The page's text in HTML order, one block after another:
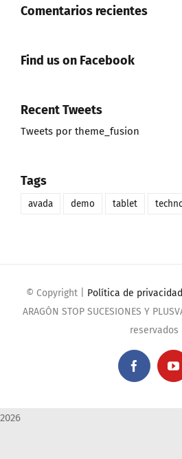
Comentarios recientes
Find us on Facebook
Recent Tweets
Tweets por theme_fusion
Tags
avada demo tablet
© Copyright Política de privacidad
ARAGÓN STOP SUCESIONES Y
reservados
Facebook
2026